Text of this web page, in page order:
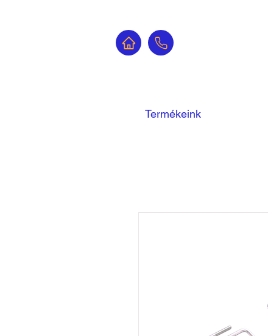
Termékeink